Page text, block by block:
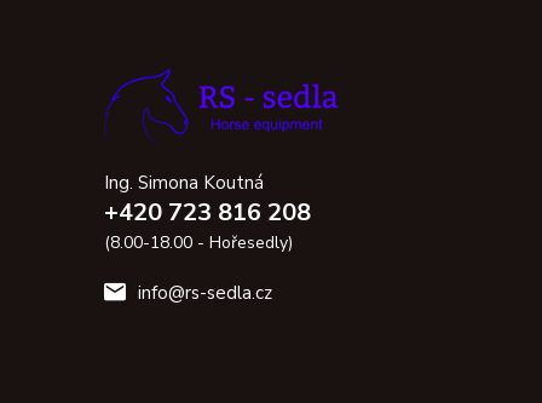
Ing. Simona Koutná
+420 723 816 208
(8.00-18.00 - Hořesedly)
info@rs-sedla.cz